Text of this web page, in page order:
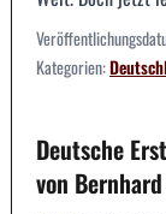
Kategorien:
Deutsche
von